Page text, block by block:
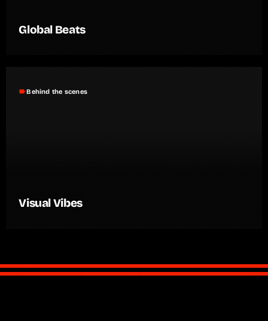
Global Beats
labelBehind the scenes
Visual Vibes